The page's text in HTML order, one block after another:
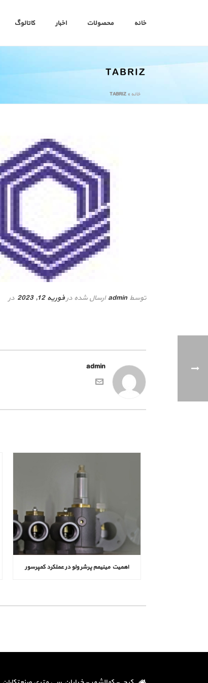
خانه محصولات اخبار کاتالوگ
TABRIZ
خانه »
TABRIZ
توسط adminارسال شده درفوریه 12, 2023 در
admin
اهمیت مینیمم پرشر ولو در عملکرد کمپرسور